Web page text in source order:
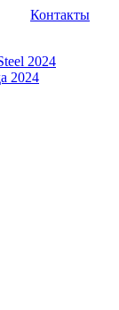
Контакты
2024
2024